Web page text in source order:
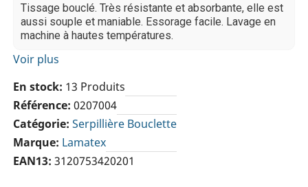
Tissage bouclé. Très résistante et absorbante, elle est
aussi souple et maniable. Essorage facile. Lavage en
machine à hautes températures.
Voir plus
En stock 13 Produits
Référence 0207004
Catégorie Serpillière Bouclette
Marque Lamatex
EAN13 3120753420201